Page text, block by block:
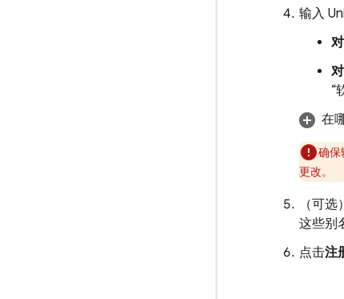
输入
“
在
确保
更改。
（可
这些别
点击注